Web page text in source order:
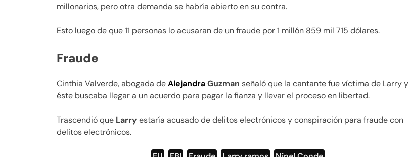
millonarios, pero otra demanda se habría abierto en su contra.
Esto luego de que 11 personas lo acusaran de un fraude por 1 millón 859 mil 715 dólares.
Fraude
Cinthia Valverde, abogada deAlejandraGuzman señaló que la cantante fue víctima de Larry y
éste buscaba llegar a un acuerdo para pagar la fianza y llevar el proceso en libertad.
Trascendió que Larryestaría acusado de delitos electrónicos y conspiración para fraude con
delitos electrónicos.